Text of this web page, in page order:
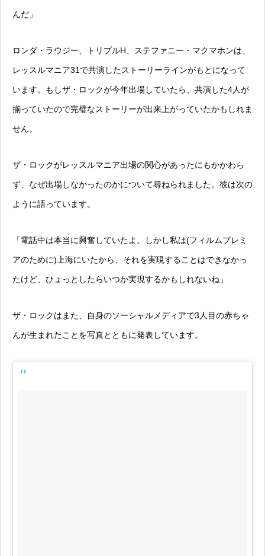
んだ」
ロンダ・ラウジー、トリプルH、ステファニー・マクマホンは、
レッスルマニア31で共演したストーリーラインがもとになって
います。もしザ・ロックが今年出場していたら、共演した4人が
揃っていたので完璧なストーリーが出来上がっていたかもしれま
せん。
ザ・ロックがレッスルマニア出場の関心があったにもかかわら
ず、なぜ出場しなかったのかについて尋ねられました。彼は次の
ように語っています。
「電話中は本当に興奮していたよ。しかし私は(フィルムプレミ
アのために)上海にいたから、それを実現することはできなかっ
たけど、ひょっとしたらいつか実現するかもしれないね」
ザ・ロックはまた、自身のソーシャルメディアで3人目の赤ちゃ
んが生まれたことを写真とともに発表しています。